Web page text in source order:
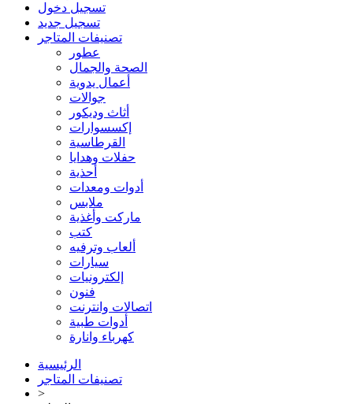
تسجيل دخول
تسجيل جديد
تصنيفات المتاجر
عطور
الصحة والجمال
أعمال يدوية
جوالات
أثاث وديكور
إكسسوارات
القرطاسية
حفلات وهدايا
أحذية
أدوات ومعدات
ملابس
ماركت وأغذية
كتب
ألعاب وترفيه
سيارات
إلكترونيات
فنون
اتصالات وانترنت
أدوات طبية
كهرباء وانارة
الرئيسية
تصنيفات المتاجر
>